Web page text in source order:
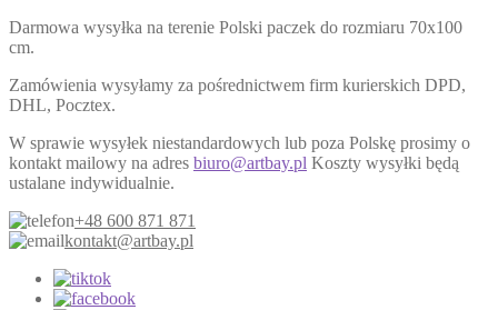
Darmowa wysyłka na terenie Polski paczek do rozmiaru 70x100
cm.
Zamówienia wysyłamy za pośrednictwem firm kurierskich DPD,
DHL, Pocztex.
W sprawie wysyłek niestandardowych lub poza Polskę prosimy o
kontakt mailowy na adres biuro@artbay.pl Koszty wysyłki będą
ustalane indywidualnie.
+48 600 871 871
kontakt@artbay.pl